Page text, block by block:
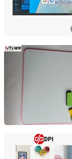
an Hui Fan Sen
Anhui, China
Shanghai